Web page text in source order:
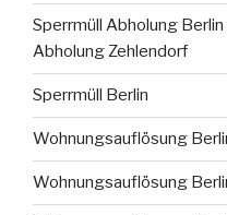
Sperrmüll Abholung
Abholung Zehlendorf
Sperrmüll Berlin
Wohnungsauflösung
Wohnungsauflösung